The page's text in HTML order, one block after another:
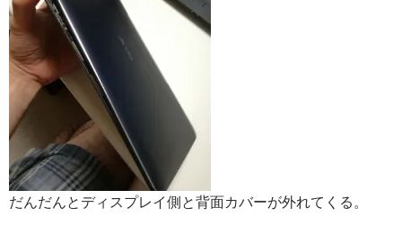
だんだんとディスプレイ側と背面カバーが外れてくる。